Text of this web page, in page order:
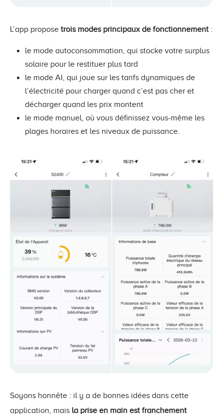
L’app propose trois modes principaux de fonctionnement :
le mode autoconsommation, qui stocke votre surplus
solaire pour le restituer plus tard
le mode AI, qui joue sur les tarifs dynamiques de
l’électricité pour charger quand c’est pas cher et
décharger quand les prix montent
le mode manuel, où vous définissez vous-même les
plages horaires et les niveaux de puissance.
Soyons honnête : il y a de bonnes idées dans cette
application, mais la prise en main est franchement